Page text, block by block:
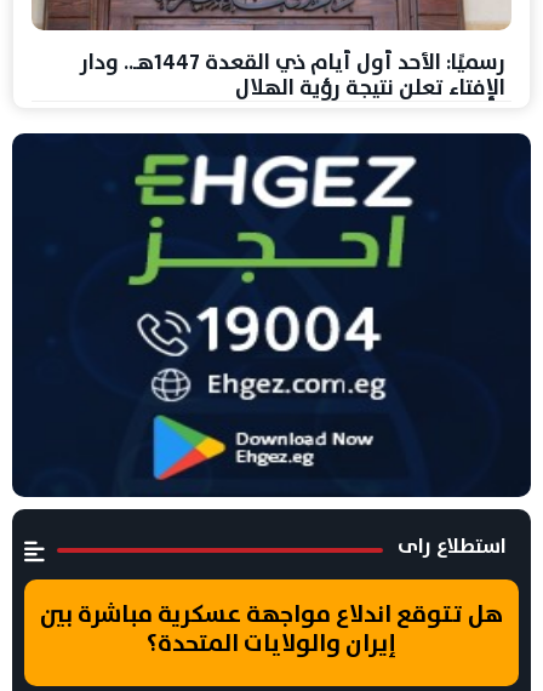
رسميًا: الأحد أول أيام ذي القعدة 1447هـ.. ودار
الإفتاء تعلن نتيجة رؤية الهلال
استطلاع راى
هل تتوقع اندلاع مواجهة عسكرية مباشرة بين
إيران والولايات المتحدة؟